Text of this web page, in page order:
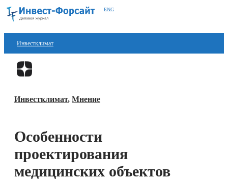
ENG
Инвестклимат
Финансы
Блокчейн
Инвестклимат, Мнение
Особенности
проектирования
медицинских объектов